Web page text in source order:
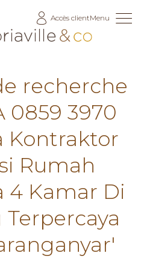
Accès clientMenu
recherche
0859 3970
Kontraktor
Rumah
4 Kamar Di